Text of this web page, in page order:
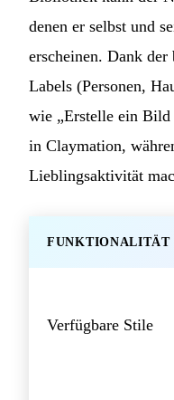
denen er selbst und
erscheinen. Dank
Labels (Personen,
wie „Erstelle ein
in Claymation,
Lieblingsaktivität
FUNKTIONALITÄT
Verfügbare Stile